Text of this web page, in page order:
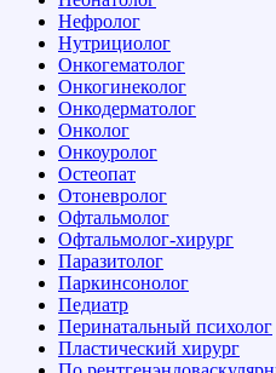
Нефролог
Нутрициолог
Онкогематолог
Онкогинеколог
Онкодерматолог
Онколог
Онкоуролог
Остеопат
Отоневролог
Офтальмолог
Офтальмолог-хирург
Паразитолог
Паркинсонолог
Педиатр
Перинатальный психолог
Пластический хирург